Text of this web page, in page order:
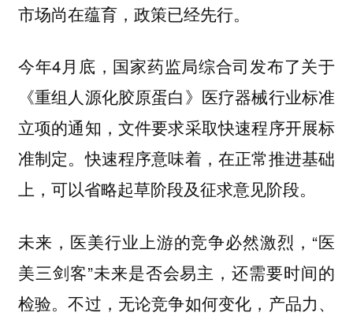
市场尚在蕴育，政策已经先行。
今年4月底，国家药监局综合司发布了关于
《重组人源化胶原蛋白》医疗器械行业标准
立项的通知，文件要求采取快速程序开展标
准制定。快速程序意味着，在正常推进基础
上，可以省略起草阶段及征求意见阶段。
未来，医美行业上游的竞争必然激烈，“医
美三剑客”未来是否会易主，还需要时间的
检验。不过，无论竞争如何变化，产品力、